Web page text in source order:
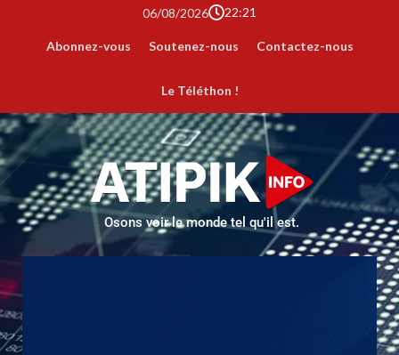
06/08/2026 22:21
Abonnez-vous Soutenez-nous Contactez-nous
Le Téléthon !
Osons voir le monde tel qu'il est.